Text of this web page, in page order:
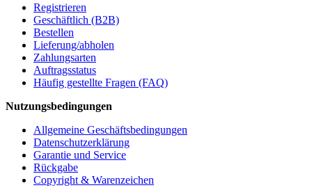
Registrieren
Geschäftlich (B2B)
Bestellen
Lieferung/abholen
Zahlungsarten
Auftragsstatus
Häufig gestellte Fragen (FAQ)
Nutzungsbedingungen
Allgemeine Geschäftsbedingungen
Datenschutzerklärung
Garantie und Service
Rückgabe
Copyright & Warenzeichen